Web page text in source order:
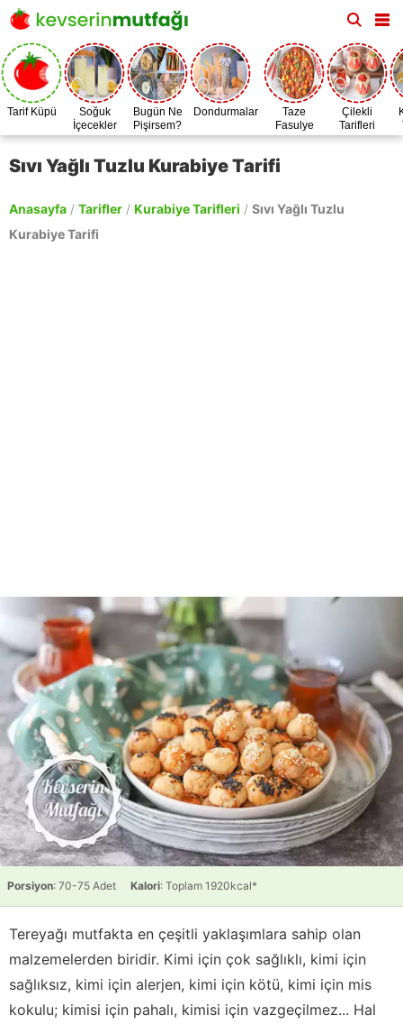
Tarif Küpü
Soğuk
İçecekler
Bugün Ne
Pişirsem?
Dondurmalar
Taze
Fasulye
Zamanı
Çilekli
Tarifleri
Sıvı Yağlı Tuzlu Kurabiye Tarifi
Anasayfa / Tarifler / Kurabiye Tarifleri / Sıvı Yağlı Tuzlu
Kurabiye Tarifi
Porsiyon: 70-75 Adet Kalori: Toplam 1920kcal*
Tereyağı mutfakta en çeşitli yaklaşımlara sahip olan
malzemelerden biridir. Kimi için çok sağlıklı, kimi için
sağlıksız, kimi için alerjen, kimi için kötü, kimi için mis
kokulu; kimisi için pahalı, kimisi için vazgeçilmez... Hal